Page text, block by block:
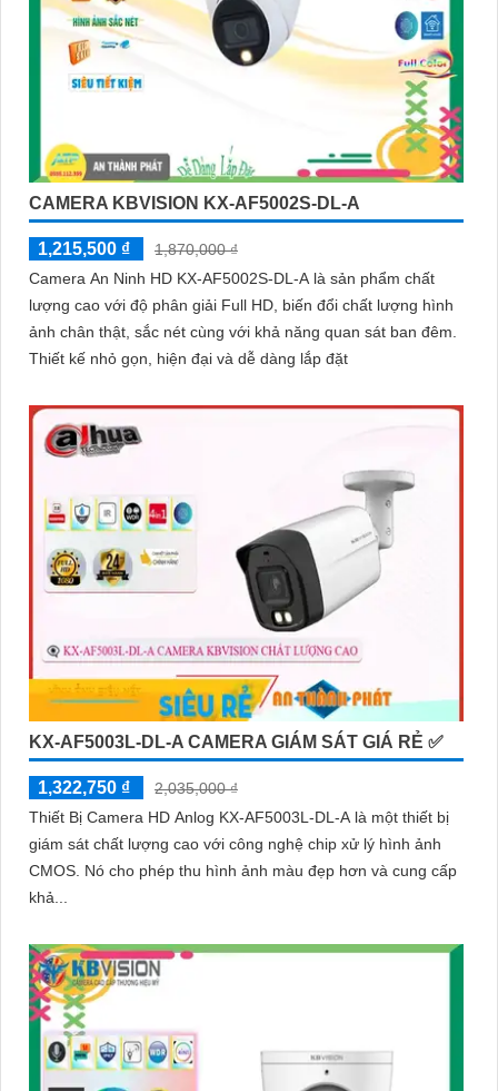
CAMERA KBVISION KX-AF5002S-DL-A
1,215,500 ₫
1,870,000 ₫
Camera An Ninh HD KX-AF5002S-DL-A là sản phẩm chất
lượng cao với độ phân giải Full HD, biến đổi chất lượng hình
ảnh chân thật, sắc nét cùng với khả năng quan sát ban đêm.
Thiết kế nhỏ gọn, hiện đại và dễ dàng lắp đặt
KX-AF5003L-DL-A CAMERA GIÁM SÁT GIÁ RẺ ✅
1,322,750 ₫
2,035,000 ₫
Thiết Bị Camera HD Anlog KX-AF5003L-DL-A là một thiết bị
giám sát chất lượng cao với công nghệ chip xử lý hình ảnh
CMOS. Nó cho phép thu hình ảnh màu đẹp hơn và cung cấp
khả...